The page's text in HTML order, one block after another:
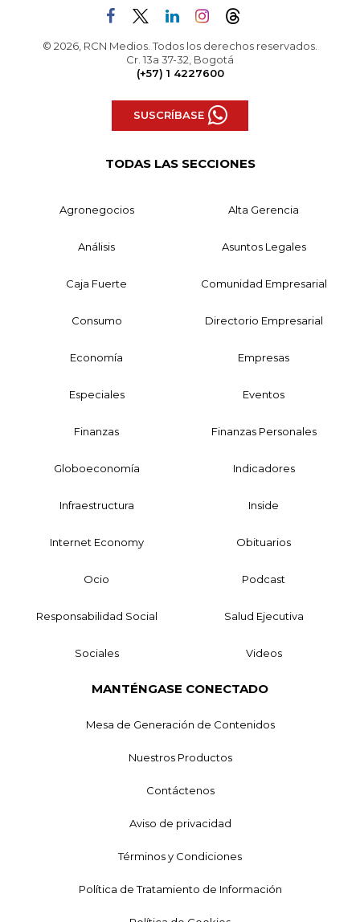
© 2026, RCN Medios. Todos los derechos reservados.
Cr. 13a 37-32, Bogotá
(+57) 1 4227600
SUSCRÍBASE
TODAS LAS SECCIONES
Agronegocios Alta Gerencia
Análisis Asuntos Legales
Caja Fuerte Comunidad Empresarial
Consumo Directorio Empresarial
Economía Empresas
Especiales Eventos
Finanzas Finanzas Personales
Globoeconomía Indicadores
Infraestructura Inside
Internet Economy Obituarios
Ocio Podcast
Responsabilidad Social Salud Ejecutiva
Sociales Videos
MANTÉNGASE CONECTADO
Mesa de Generación de Contenidos
Nuestros Productos
Contáctenos
Aviso de privacidad
Términos y Condiciones
Política de Tratamiento de Información